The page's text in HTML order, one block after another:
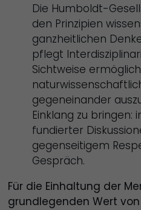
Die Humboldt-
den Prinzipien
ganzheitlichen
pflegt
Sichtweise
gegeneinander
Einklang zu bringen:
fundierter
gegenseitigem
Gespräch.
Für die Einhaltung der
grundlegenden Wert